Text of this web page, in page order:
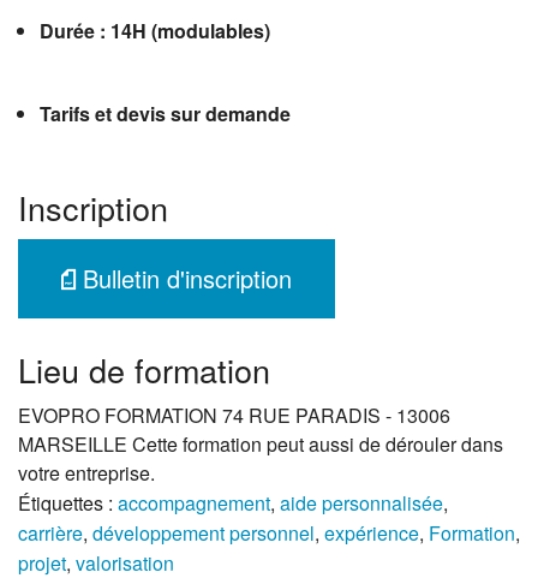
Durée : 14H (modulables)
Tarifs et devis sur demande
Inscription
Bulletin d'inscription
Lieu de formation
EVOPRO FORMATION 74 RUE PARADIS - 13006
MARSEILLE Cette formation peut aussi de dérouler dans
votre entreprise.
Étiquettes : accompagnement, aide personnalisée,
carrière, développement personnel, expérience, Formation,
projet, valorisation